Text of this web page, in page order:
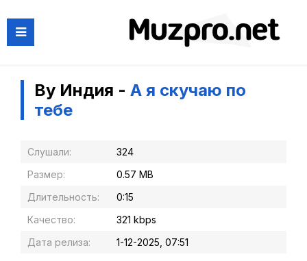
By Индия - А я скучаю по
тебе
Слушали:
324
Размер:
0.57 MB
Длительность:
0:15
Качество:
321 kbps
Дата релиза:
1-12-2025, 07:51